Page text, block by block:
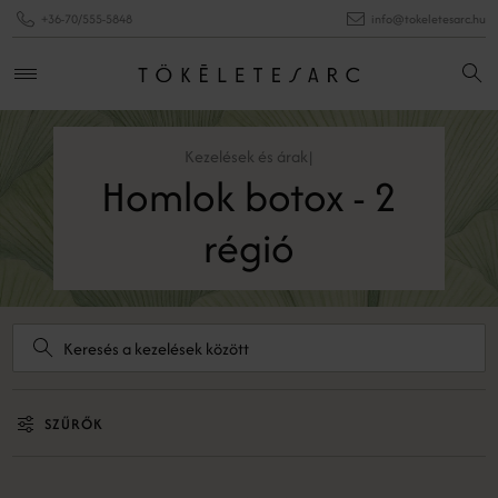
+36-70/555-5848 info@tokeletesarc.hu
Kezelések és árak|
Homlok botox - 2
régió
SZŰRŐK